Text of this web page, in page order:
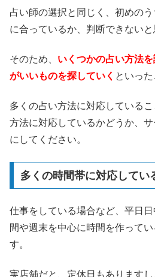
占い師の選択と同じく、初めの
に合っているか、判断できないと
そのため、 いくつかの占い方法
がいいものを探していく といった
多くの占い方法に対応している
方法に対応しているかどうか、
にしてください。
多くの時間帯に対応してい
仕事をしている場合など、平日
間や週末を中心に時間を作って
す。
実店舗だと、定休日もあります